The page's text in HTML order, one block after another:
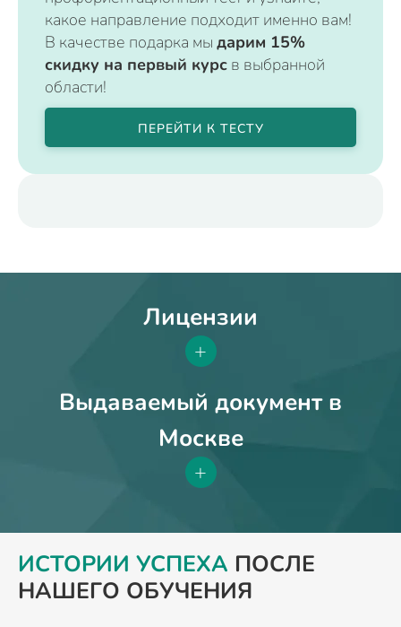
какое направление подходит именно вам!
В качестве подарка мы дарим 15%
скидку на первый курс в выбранной
области!
ПЕРЕЙТИ К ТЕСТУ
Лицензии
+
Выдаваемый документ в
Москве
+
ИСТОРИИ УСПЕХА ПОСЛЕ
НАШЕГО ОБУЧЕНИЯ